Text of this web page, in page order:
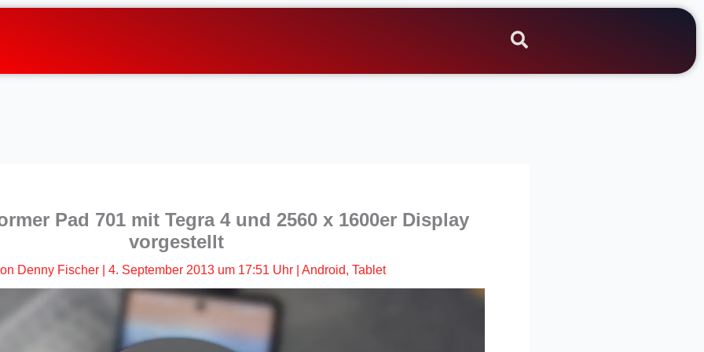
Pad 701 mit Tegra 4 und 2560 x 1600er Display
vorgestellt
Denny Fischer 4. September 2013 um 17:51 Uhr Android, Tablet